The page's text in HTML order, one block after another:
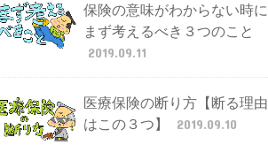
保険の意味がわからない時に
まず考えるべき３つのこと
2019.09.11
医療保険の断り方【断る理由
はこの３つ】
2019.09.10